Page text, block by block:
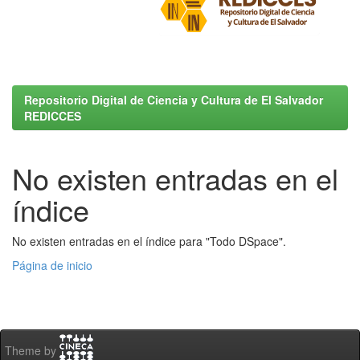
Repositorio Digital de Ciencia y Cultura de El Salvador
REDICCES
No existen entradas en el
índice
No existen entradas en el índice para "Todo DSpace".
Página de inicio
Theme by